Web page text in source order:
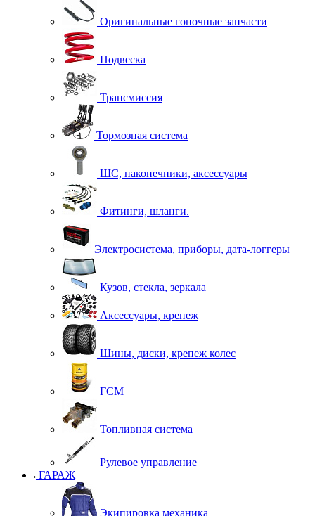
Оригинальные гоночные запчасти
Подвеска
Трансмиссия
Тормозная система
ШС, наконечники, аксессуары
Фитинги, шланги.
Электросистема, приборы, дата-логгеры
Кузов, стекла, зеркала
Аксессуары, крепеж
Шины, диски, крепеж колес
ГСМ
Топливная система
Рулевое управление
ГАРАЖ
Экипировка механика